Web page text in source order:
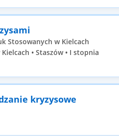
Stosowanych w Kielcach
• Staszów • I stopnia
kryzysowe